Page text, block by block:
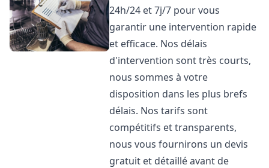
24h/24 et 7j/7 pour vous
garantir une intervention rapide
et efficace. Nos délais
d'intervention sont très courts,
nous sommes à votre
disposition dans les plus brefs
délais. Nos tarifs sont
compétitifs et transparents,
nous vous fournirons un devis
gratuit et détaillé avant de